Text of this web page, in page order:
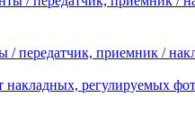
/ передатчик, приемник /